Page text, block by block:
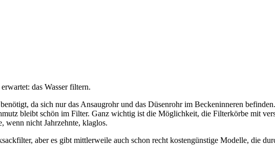
das Wasser filtern.
da sich nur das Ansaugrohr und das Düsenrohr im Beckeninneren
bleibt schön im Filter. Ganz wichtig ist die Möglichkeit, die Filterkörbe mit
wenn nicht Jahrzehnte, klaglos.
aber es gibt mittlerweile auch schon recht kostengünstige Modelle, die